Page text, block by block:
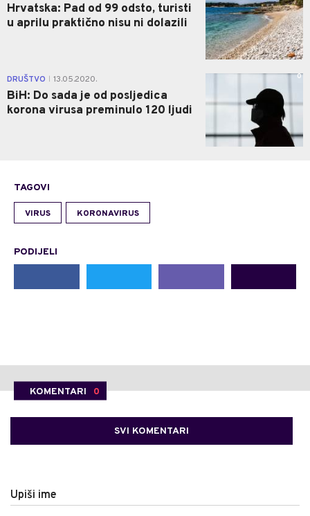
Hrvatska: Pad od 99 odsto, turisti
u aprilu praktično nisu ni dolazili
DRUŠTVO 13.05.2020.
BiH: Do sada je od posljedica
korona virusa preminulo 120 ljudi
0
TAGOVI
VIRUS KORONAVIRUS
PODIJELI
KOMENTARI 0
SVI KOMENTARI
Upiši ime